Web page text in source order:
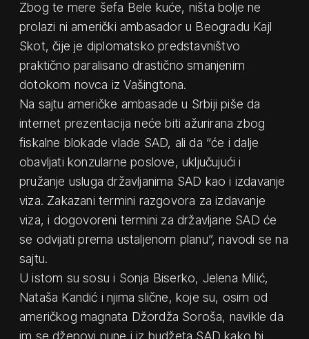
Zbog te mere šefa Bele kuće, ništa bolje ne
prolazi ni američki ambasador u Beogradu Kajl
Skot, čije je diplomatsko predstavništvo
praktično paralisano drastično smanjenim
dotokom novca iz Vašingtona.
Na sajtu američke ambasade u Srbiji piše da
internet prezentacija neće biti ažurirana zbog
fiskalne blokade vlade SAD, ali da “će i dalje
obavljati konzularne poslove, uključujući i
pružanje usluga državljanima SAD kao i izdavanje
viza. Zakazani termini razgovora za izdavanje
viza, i dogovoreni termini za državljane SAD će
se odvijati prema ustaljenom planu”, navodi se na
sajtu.
U istom su sosu i Sonja Biserko, Jelena Milić,
Nataša Kandić i njima slične, koje su, osim od
američkog magnata Džordža Soroša, navikle da